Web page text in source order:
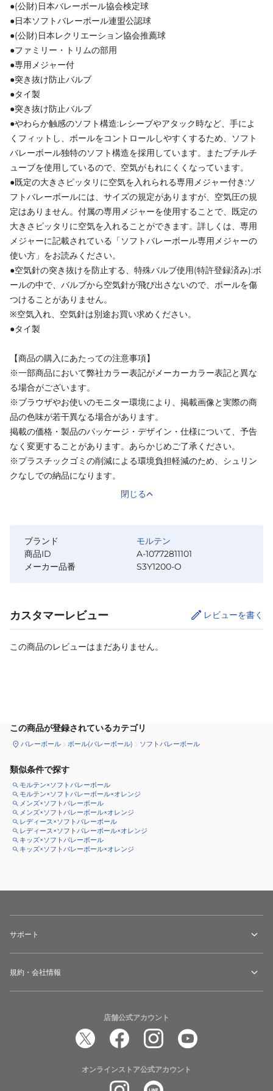
●(公財)日本バレーボール協会検定球
●日本ソフトバレーボール連盟公認球
●(公財)日本レクリエーション協会推薦球
●ファミリー・トリムの部用
●専用メジャー付
●突き抜け防止バルブ
●タイ製
●突き抜け防止バルブ
●やわらか触感のソフト構造:レシーブやアタック時など、手によ
くフィットし、ボールをコントロールしやすくするため、ソフト
バレーボール独特のソフト構造を採用しています。またブチルチ
ューブを使用しているので、空気がもれにくくなっています。
●既定の大きさピッタリに空気を入れられる専用メジャー付き:ソ
フトバレーボールには、サイズの規定がありますが、空気圧の規
定はありません。付属の専用メジャーを使用することで、既定の
大きさピッタリに空気を入れることができます。詳しくは、専用
メジャーに記載されている「ソフトバレーボール専用メジャーの
使い方」をお読みください。
●空気針の突き抜けを防止する、特殊バルブ使用(特許登録済み):ボ
ールの中で、バルブから空気針が飛び出さないので、ボールを傷
つけることがありません。
※空気入れ、空気針は別途お買い求めください。
●タイ製
【商品の購入にあたっての注意事項】
※一部商品において弊社カラー表記がメーカーカラー表記と異な
る場合がございます。
※ブラウザやお使いのモニター環境により、掲載画像と実際の商
品の色味が若干異なる場合があります。
掲載の価格・製品のパッケージ・デザイン・仕様について、予告
なく変更することがあります。あらかじめご了承ください。
※プラスチックゴミの削減による環境負担軽減のため、シュリン
クなしでの納品になります。
閉じる
ブランド
モルテン
商品ID
A-10772811101
メーカー品番
S3Y1200-O
カスタマーレビュー レビューを書く
この商品のレビューはまだありません。
この商品が登録されているカテゴリ
バレーボール ボール(バレーボール) ソフトバレーボール
類似条件で探す
モルテン×ソフトバレーボール
モルテン×ソフトバレーボール×オレンジ
メンズ×ソフトバレーボール
メンズ×ソフトバレーボール×オレンジ
レディース×ソフトバレーボール
レディース×ソフトバレーボール×オレンジ
キッズ×ソフトバレーボール
キッズ×ソフトバレーボール×オレンジ
サポート
規約・会社情報
店舗公式アカウント
オンラインストア公式アカウント